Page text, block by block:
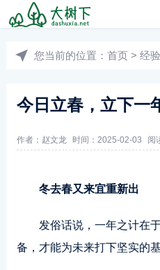
您当前的位置： 首页 > 经验
今日立春，立下一
作者： 赵文龙 时间：2025-02-03 阅
冬去春又来宜重新出
发俗话说，一年之计在
备，才能为未来打下坚实的基